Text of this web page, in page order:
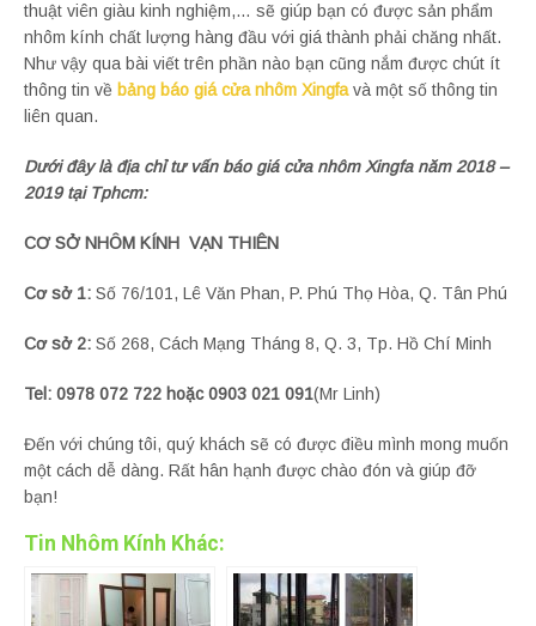
thuật viên giàu kinh nghiệm,… sẽ giúp bạn có được sản phẩm
nhôm kính chất lượng hàng đầu với giá thành phải chăng nhất.
Như vậy qua bài viết trên phần nào bạn cũng nắm được chút ít
thông tin về bảng báo giá cửa nhôm Xingfavà một số thông tin
liên quan.
Dưới đây là địa chỉ tư vấn báo giá cửa nhôm Xingfa năm 2018 –
2019 tại Tphcm:
CƠ SỞ NHÔM KÍNH VẠN THIÊN
Cơ sở 1: Số 76/101, Lê Văn Phan, P. Phú Thọ Hòa, Q. Tân Phú
Cơ sở 2: Số 268, Cách Mạng Tháng 8, Q. 3, Tp. Hồ Chí Minh
Tel: 0978 072 722 hoặc 0903 021 091(Mr Linh)
Đến với chúng tôi, quý khách sẽ có được điều mình mong muốn
một cách dễ dàng. Rất hân hạnh được chào đón và giúp đỡ
bạn!
Tin Nhôm Kính Khác: